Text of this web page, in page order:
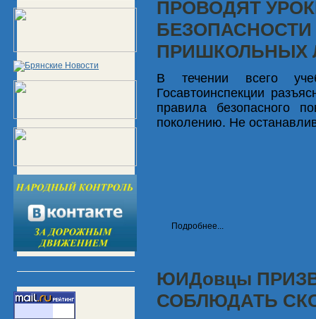
ПРОВОДЯТ
БЕЗОПАСНОСТИ
ПРИШКОЛЬНЫХ
В течении всего
Госавтоинспекции
правила безопасного
поколению. Не
Подробнее...
ЮИДовцы
СОБЛЮДАТЬ